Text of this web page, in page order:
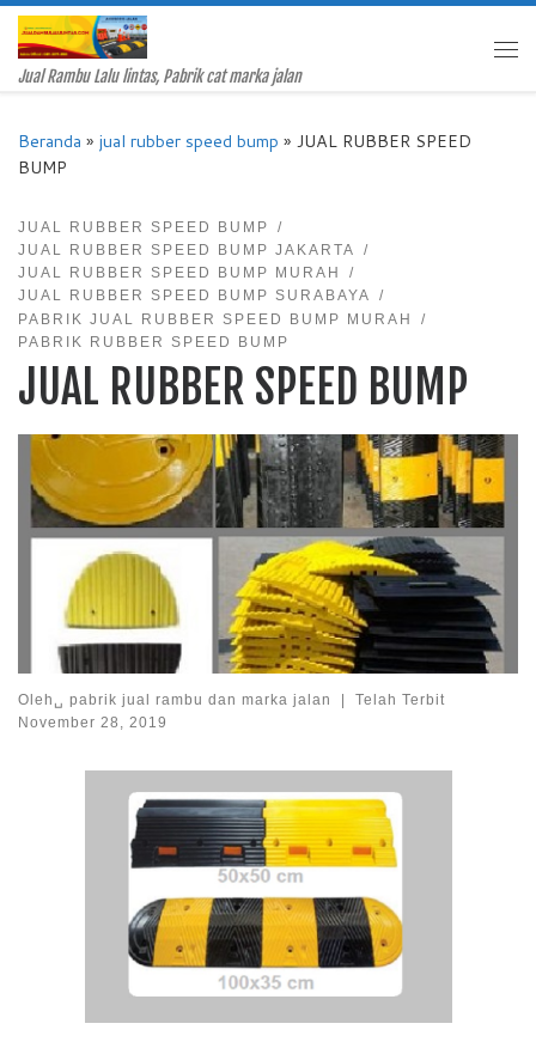
Skip to content
Jual Rambu Lalu lintas, Pabrik cat marka jalan
Beranda » jual rubber speed bump » JUAL RUBBER SPEED
BUMP
JUAL RUBBER SPEED BUMP
JUAL RUBBER SPEED BUMP JAKARTA
JUAL RUBBER SPEED BUMP MURAH
JUAL RUBBER SPEED BUMP SURABAYA
PABRIK JUAL RUBBER SPEED BUMP MURAH
PABRIK RUBBER SPEED BUMP
JUAL RUBBER SPEED BUMP
Oleh␣ pabrik jual rambu dan marka jalan |
Telah Terbit
November 28, 2019